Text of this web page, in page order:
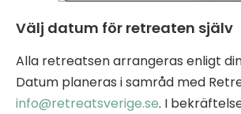
Välj datum för retreaten själv
Alla retreatsen arrangeras enligt
Datum planeras i samråd med
info@retreatsverige.se. I